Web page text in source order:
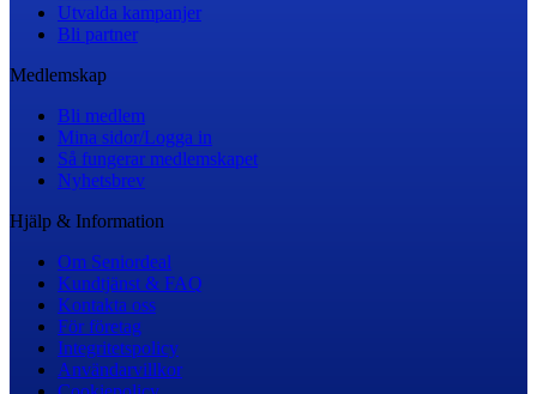
Utvalda kampanjer
Bli partner
Medlemskap
Bli medlem
Mina sidor/Logga in
Så fungerar medlemskapet
Nyhetsbrev
Hjälp & Information
Om Seniordeal
Kundtjänst & FAQ
Kontakta oss
För företag
Integritetspolicy
Användarvillkor